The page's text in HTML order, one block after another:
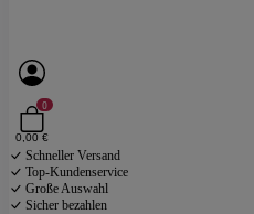
0
0,00 €
Schneller Versand
Top-Kundenservice
Große Auswahl
Sicher bezahlen